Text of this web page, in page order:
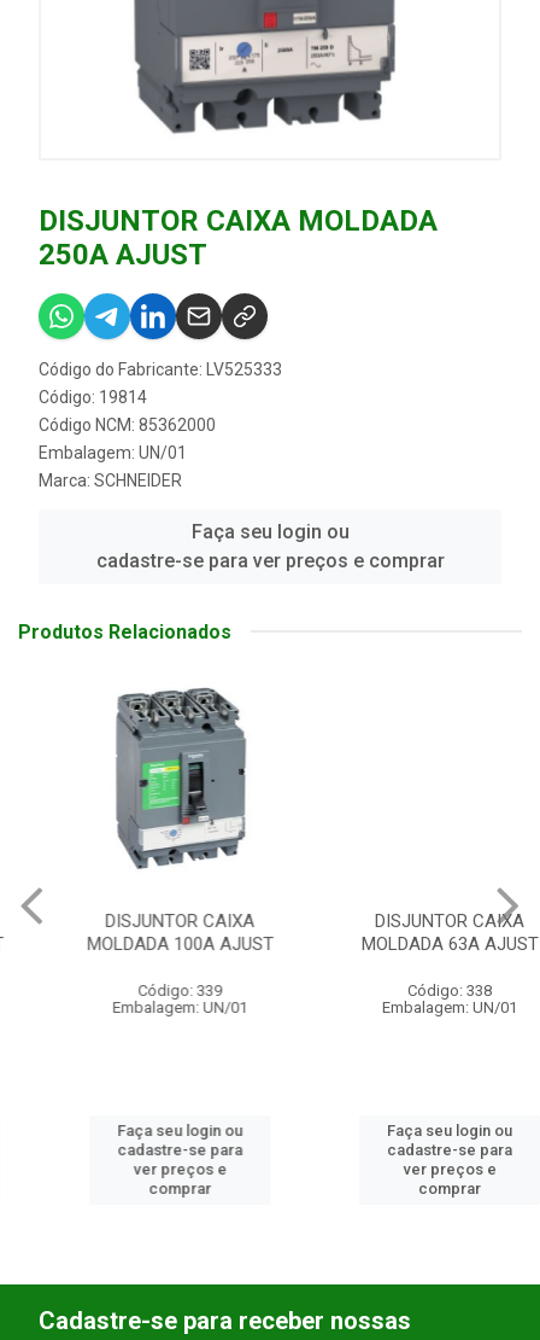
DISJUNTOR CAIXA MOLDADA
250A AJUST
Código do Fabricante: LV525333
Código: 19814
Código NCM: 85362000
Embalagem: UN/01
Marca: SCHNEIDER
Faça seu login ou
cadastre-se para ver preços e comprar
Produtos Relacionados
DISJUNTOR CAIXA
MOLDADA 100A AJUST
Código: 339
Embalagem: UN/01
Faça seu login ou
cadastre-se para
ver preços e
comprar
DISJUNTOR CAIXA
MOLDADA 63A AJUST
Código: 338
Embalagem: UN/01
Faça seu login ou
cadastre-se para
ver preços e
comprar
Cadastre-se para receber nossas